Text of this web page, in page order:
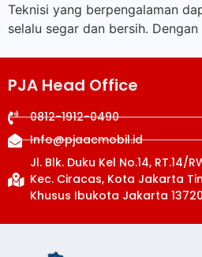
Teknisi yang berpengalaman
selalu segar dan bersih.
PJA Head Office
0812-1912-0490
Info@pjaacmobil.id
Jl. Blk. Duku Kel No.14, RT.14/
Kec. Ciracas, Kota Jakarta
Khusus Ibukota Jakarta 13720